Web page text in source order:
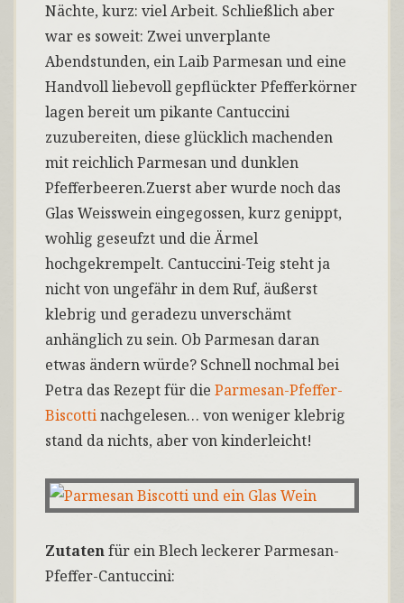
Nächte, kurz: viel Arbeit. Schließlich aber
war es soweit: Zwei unverplante
Abendstunden, ein Laib Parmesan und eine
Handvoll liebevoll gepflückter Pfefferkörner
lagen bereit um pikante Cantuccini
zuzubereiten, diese glücklich machenden
mit reichlich Parmesan und dunklen
Pfefferbeeren.Zuerst aber wurde noch das
Glas Weisswein eingegossen, kurz genippt,
wohlig geseufzt und die Ärmel
hochgekrempelt. Cantuccini-Teig steht ja
nicht von ungefähr in dem Ruf, äußerst
klebrig und geradezu unverschämt
anhänglich zu sein. Ob Parmesan daran
etwas ändern würde? Schnell nochmal bei
Petra das Rezept für die Parmesan-Pfeffer-
Biscottinachgelesen… von weniger klebrig
stand da nichts, aber von kinderleicht!
Zutatenfür ein Blech leckerer Parmesan-
Pfeffer-Cantuccini: